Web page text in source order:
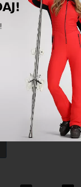
fľašu Kross Claw II blue